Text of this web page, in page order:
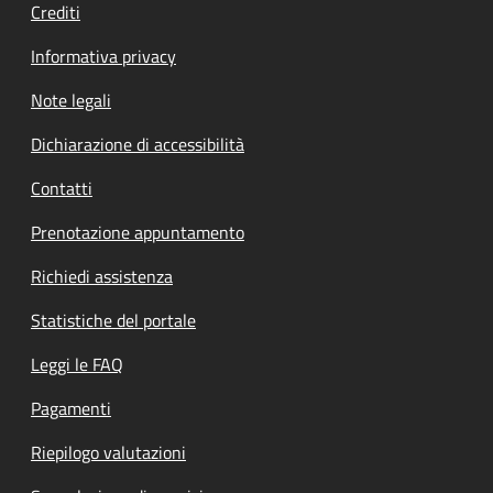
Crediti
Informativa privacy
Note legali
Dichiarazione di accessibilità
Contatti
Prenotazione appuntamento
Richiedi assistenza
Statistiche del portale
Leggi le FAQ
Pagamenti
Riepilogo valutazioni